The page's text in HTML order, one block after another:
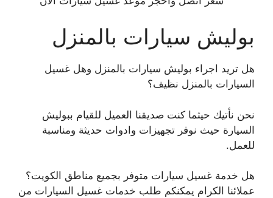
بوليش سيارات بالمنزل
هل تريد اجراء بوليش سيارات بالمنزل وهل غسيل
السيارات بالمنزل نظيف؟
نحن نأتيك حيثما كنت صديقنا العميل للقيام ببوليش
السيارة حيث نوفر تجهيزات وادوات حديثة ومناسبة
للعمل.
هل خدمة غسيل سيارات متوفر بجميع مناطق الكويت؟
عملائنا الكرام يمكنكم طلب خدمات غسيل السيارات من